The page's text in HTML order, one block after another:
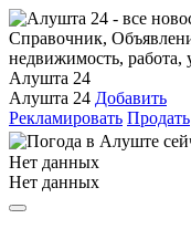
Алушта 24
Алушта 24 Добавить
Рекламировать Продать
Нет данных
Нет данных